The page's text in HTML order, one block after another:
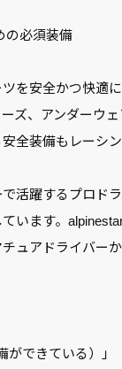
の必須装備
を安全かつ快適
ズ、アンダーウ
全装備もレーシ
活躍するプロド
います。
ュアドライバー
できている）」